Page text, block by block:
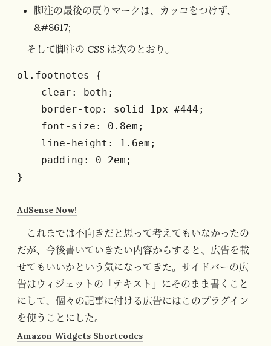
脚注の最後の戻りマークは、カッコをつけず、
&#8617;
そして脚注の CSS は次のとおり。
ol.footnotes {
    clear: both;
    border-top: solid 1px #444;
    font-size: 0.8em;
    line-height: 1.6em;
    padding: 0 2em;
AdSense Now!
これまでは不向きだと思って考えてもいなかったの
だが、今後書いていきたい内容からすると、広告を載
せてもいいかという気になってきた。サイドバーの広
告はウィジェットの「テキスト」にそのまま書くこと
にして、個々の記事に付ける広告にはこのプラグイン
を使うことにした。
Amazon Widgets Shortcodes